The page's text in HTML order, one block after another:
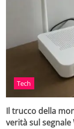
Tech
Il trucco della
verità sul segnale